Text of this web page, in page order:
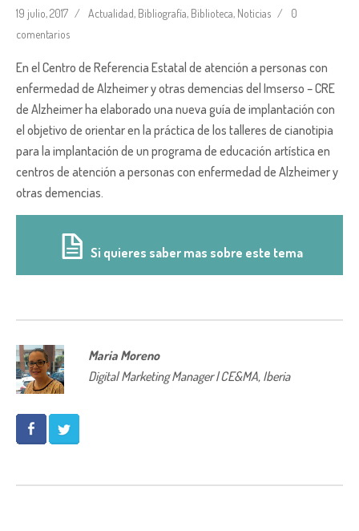
19 julio, 2017 Actualidad, Bibliografía, Biblioteca, Noticias
0
comentarios
En el Centro de Referencia Estatal de atención a personas con
enfermedad de Alzheimer y otras demencias del Imserso – CRE
de Alzheimer ha elaborado una nueva guía de implantación con
el objetivo de orientar en la práctica de los talleres de cianotipia
para la implantación de un programa de educación artística en
centros de atención a personas con enfermedad de Alzheimer y
otras demencias.
Si quieres saber mas sobre este tema
Maria Moreno
Digital Marketing Manager | CE&MA, Iberia